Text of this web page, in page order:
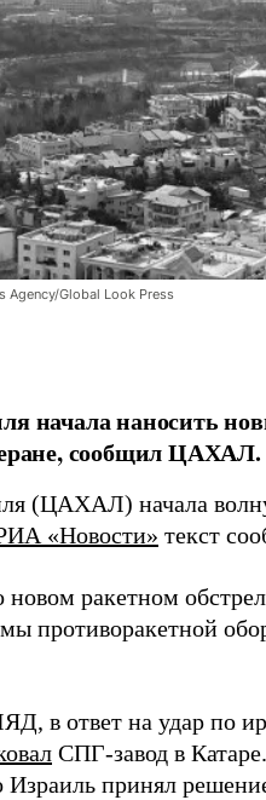
Agency/Global Look Press
начала наносить
сообщил ЦАХАЛ.
(ЦАХАЛ) начала
«Новости» текст
ракетном
противоракетной
в ответ на удар по
СПГ-завод в
Израиль принял